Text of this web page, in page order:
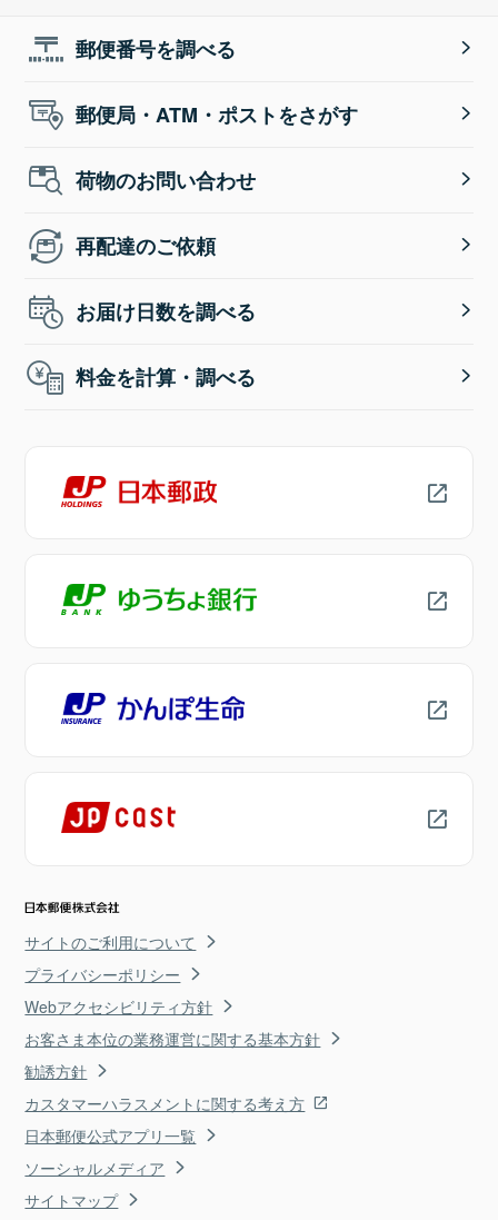
郵便番号を調べる
郵便局・ATM・ポストをさがす
荷物のお問い合わせ
再配達のご依頼
お届け日数を調べる
料金を計算・調べる
サイトのご利用について
プライバシーポリシー
Webアクセシビリティ方針
お客さま本位の業務運営に関する基本方針
勧誘方針
カスタマーハラスメントに関する考え方
日本郵便公式アプリ一覧
ソーシャルメディア
サイトマップ